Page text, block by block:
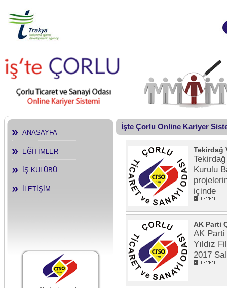
ANASAYFA
EĞİTİMLER
İŞ KULÜBÜ
İLETİŞİM
İşte Çorlu Online Kariyer
Tekirdağ
Kurulu
içinde
AK Parti
AK Parti
Yıldız
2017